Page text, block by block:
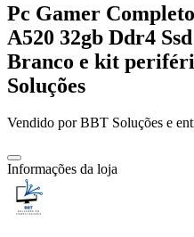
Pc Gamer
A520 32gb Ddr4
Branco e kit
Soluções
Vendido porBBT Soluções e
Informações da loja